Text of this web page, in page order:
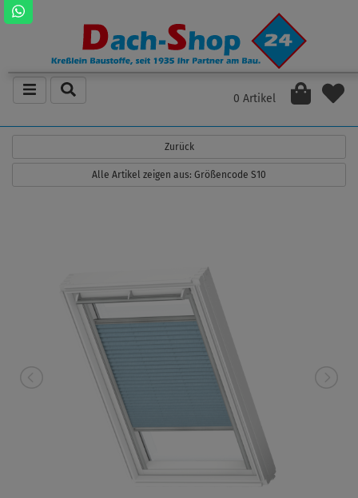
0 Artikel
Zurück
Alle Artikel zeigen aus: Größencode S10